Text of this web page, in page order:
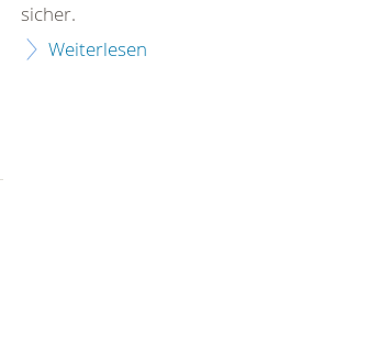
sicher.
Weiterlesen